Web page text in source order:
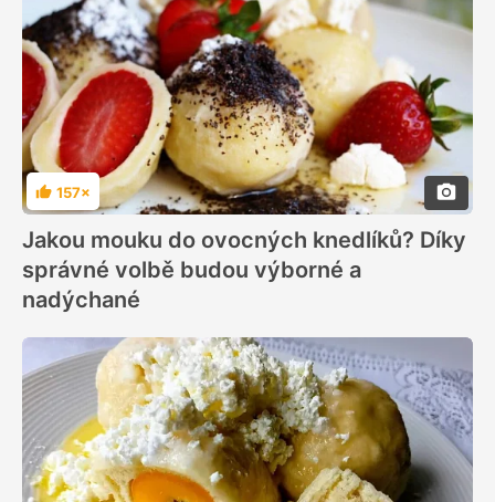
Hodnocení
157×
Jakou mouku do ovocných knedlíků? Díky
správné volbě budou výborné a
nadýchané